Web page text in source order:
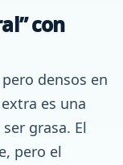
con
densos en
es una
grasa. El
pero el